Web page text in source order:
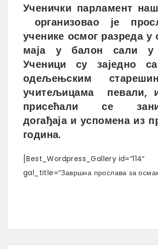
Ученички парламент
организовао је
ученике осмог разреда у
маја у балон сали у
Ученици су заједно
одељењским
учитељицама певали,
присећали се
догађаја и успомена из
година.
[Best_Wordpress_Gallery id=“114″
gal_title=“Завршна прослава за